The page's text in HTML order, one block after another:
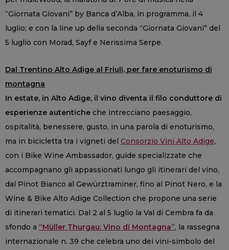
“Giornata Giovani” by Banca d’Alba, in programma, il 4
luglio; e con la line up della seconda “Giornata Giovani” del
5 luglio con Morad, Sayf e Nerissima Serpe.
Dal Trentino Alto Adige al Friuli, per fare enoturismo di
montagna
In estate, in Alto Adige, il vino diventa il filo conduttore di
esperienze autentiche che intrecciano paesaggio,
ospitalità, benessere, gusto, in una parola di enoturismo,
ma in bicicletta tra i vigneti del Consorzio Vini Alto Adige,
con i Bike Wine Ambassador, guide specializzate che
accompagnano gli appassionati lungo gli itinerari del vino,
dal Pinot Bianco al Gewürztraminer, fino al Pinot Nero, e la
Wine & Bike Alto Adige Collection che propone una serie
di itinerari tematici. Dal 2 al 5 luglio la Val di Cembra fa da
sfondo a “Müller Thurgau: Vino di Montagna”, la rassegna
internazionale n. 39 che celebra uno dei vini-simbolo del